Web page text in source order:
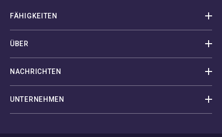
FÄHIGKEITEN
ÜBER
NACHRICHTEN
UNTERNEHMEN